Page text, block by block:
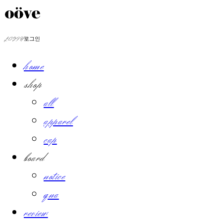
LOG IN로그인
home
shop
all
apparel
cap
board
notice
qna
review